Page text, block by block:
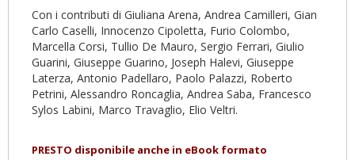
Con i contributi di Giuliana Arena, Andrea Camilleri, Gian
Carlo Caselli, Innocenzo Cipoletta, Furio Colombo,
Marcella Corsi, Tullio De Mauro, Sergio Ferrari, Giulio
Guarini, Giuseppe Guarino, Joseph Halevi, Giuseppe
Laterza, Antonio Padellaro, Paolo Palazzi, Roberto
Petrini, Alessandro Roncaglia, Andrea Saba, Francesco
Sylos Labini, Marco Travaglio, Elio Veltri.
PRESTO disponibile anche in eBook formato